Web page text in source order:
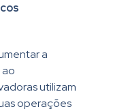
a
utilizam
operações